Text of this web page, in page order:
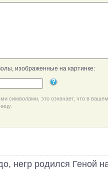
изображенные на картинке:
символами, это означает, что в
негр родился Геной